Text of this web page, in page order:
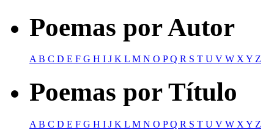
Poemas por Autor
AB C D E F G H I J K L M N O PQ R S T U V W XY Z
Poemas por Título
A B C D E F G H I J K L M N O PQ R S T U V W X Y Z